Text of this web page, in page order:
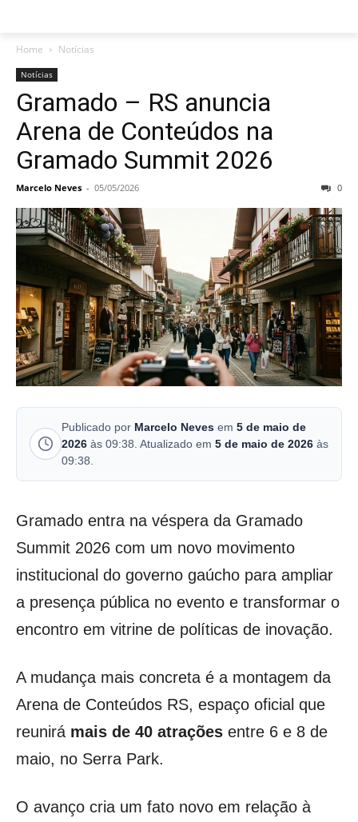
Home Notícias
Notícias
Gramado – RS anuncia
Arena de Conteúdos na
Gramado Summit 2026
Marcelo Neves - 05/05/2026 0
Publicado por Marcelo Neves em 5 de maio de
2026 às 09:38. Atualizado em 5 de maio de 2026 às
09:38.
Gramado entra na véspera da Gramado
Summit 2026 com um novo movimento
institucional do governo gaúcho para ampliar
a presença pública no evento e transformar o
encontro em vitrine de políticas de inovação.
A mudança mais concreta é a montagem da
Arena de Conteúdos RS, espaço oficial que
reunirá mais de 40 atrações entre 6 e 8 de
maio, no Serra Park.
O avanço cria um fato novo em relação à